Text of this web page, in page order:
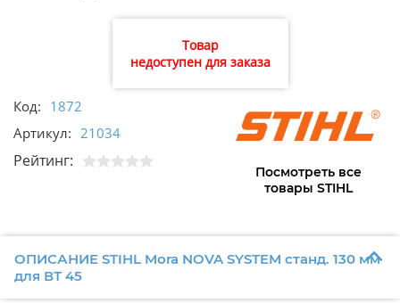
Товар
недоступен для заказа
Код: 1872
Артикул: 21034
Рейтинг:
Посмотреть все
товары STIHL
ОПИСАНИЕ STIHL Mora NOVA SYSTEM станд. 130 мм
для ВТ 45